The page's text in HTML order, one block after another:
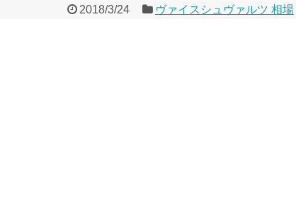
2018/3/24 ヴァイスシュヴァルツ 相場